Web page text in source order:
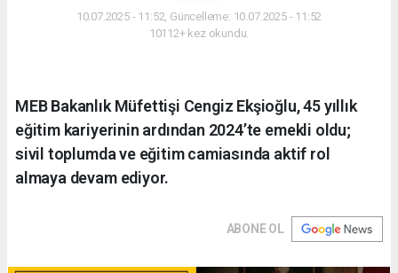
10.07.2025 - 11:52, Güncelleme: 10.07.2025 - 11:52
10112+ kez okundu.
MEB Bakanlık Müfettişi Cengiz Ekşioğlu, 45 yıllık
eğitim kariyerinin ardından 2024’te emekli oldu;
sivil toplumda ve eğitim camiasında aktif rol
almaya devam ediyor.
ABONE OL